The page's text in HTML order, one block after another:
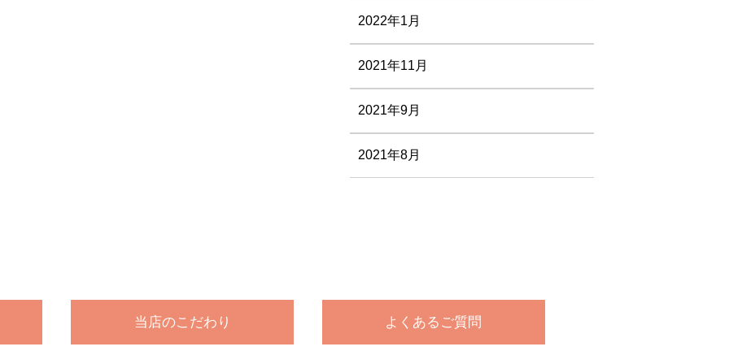
2022年1月
2021年11月
2021年9月
2021年8月
当店のこだわり よくあるご質問